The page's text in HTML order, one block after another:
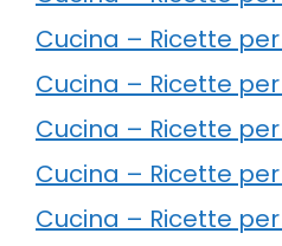
Cucina – Ricette
Cucina – Ricette
Cucina – Ricette
Cucina – Ricette
Cucina – Ricette